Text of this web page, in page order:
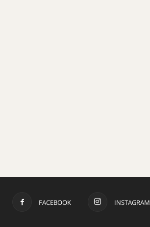
FACEBOOK INSTAGRAM